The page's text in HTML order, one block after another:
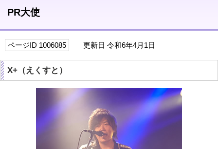
PR大使
ページID 1006085 更新日 令和6年4月1日
X+（えくすと）